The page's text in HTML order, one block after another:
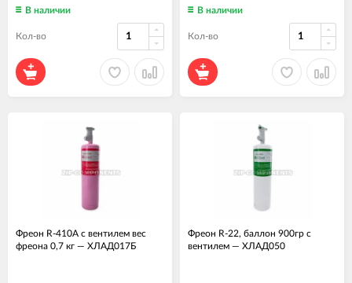
В наличии
Кол-во
В наличии
Кол-во
Фреон R-410А с вентилем вес
фреона 0,7 кг — ХЛАД017Б
Фреон R-22, баллон 900гр с
вентилем — ХЛАД050